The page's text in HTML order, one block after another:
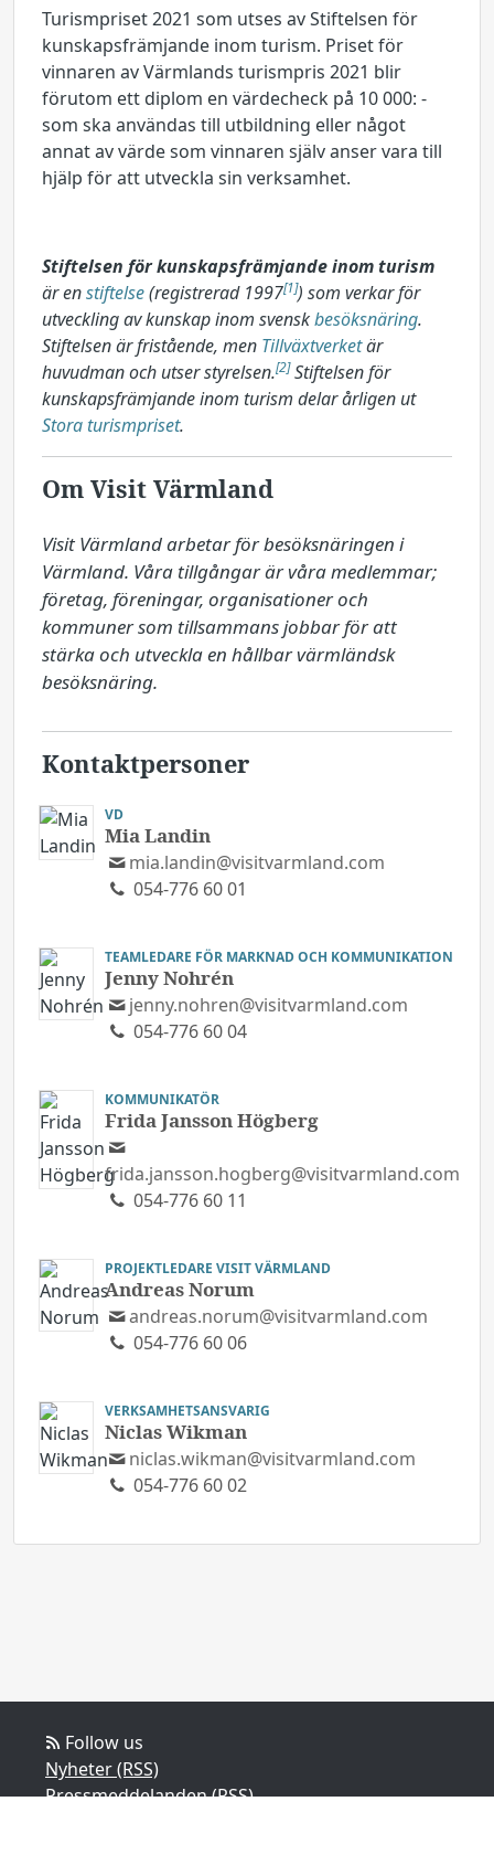
Turismpriset 2021 som utses av Stiftelsen för
kunskapsfrämjande inom turism. Priset för
vinnaren av Värmlands turismpris 2021 blir
förutom ett diplom en värdecheck på 10 000: -
som ska användas till utbildning eller något
annat av värde som vinnaren själv anser vara till
hjälp för att utveckla sin verksamhet.
Stiftelsen för kunskapsfrämjande inom turism
är enstiftelse(registrerad 1997[1]) som verkar för
utveckling av kunskap inom svenskbesöksnäring.
Stiftelsen är fristående, men Tillväxtverketär
huvudman och utser styrelsen.[2]Stiftelsen för
kunskapsfrämjande inom turism delar årligen ut
Stora turismpriset.
Om Visit Värmland
Visit Värmland arbetar för besöksnäringen i
Värmland. Våra tillgångar är våra medlemmar;
företag, föreningar, organisationer och
kommuner som tillsammans jobbar för att
stärka och utveckla en hållbar värmländsk
besöksnäring.
Kontaktpersoner
VD
Mia Landin
mia.landin@visitvarmland.com
054-776 60 01
TEAMLEDARE FÖR MARKNAD OCH KOMMUNIKATION
Jenny Nohrén
jenny.nohren@visitvarmland.com
054-776 60 04
KOMMUNIKATÖR
Frida Jansson Högberg
frida.jansson.hogberg@visitvarmland.com
054-776 60 11
PROJEKTLEDARE VISIT VÄRMLAND
Andreas Norum
andreas.norum@visitvarmland.com
054-776 60 06
VERKSAMHETSANSVARIG
Niclas Wikman
niclas.wikman@visitvarmland.com
054-776 60 02
Follow us
Nyheter (RSS)
Pressmeddelanden (RSS)